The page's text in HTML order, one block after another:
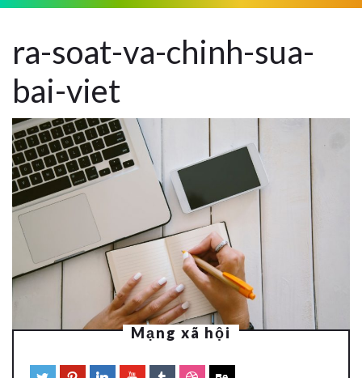
ra-soat-va-chinh-sua-
bai-viet
Mạng xã hội